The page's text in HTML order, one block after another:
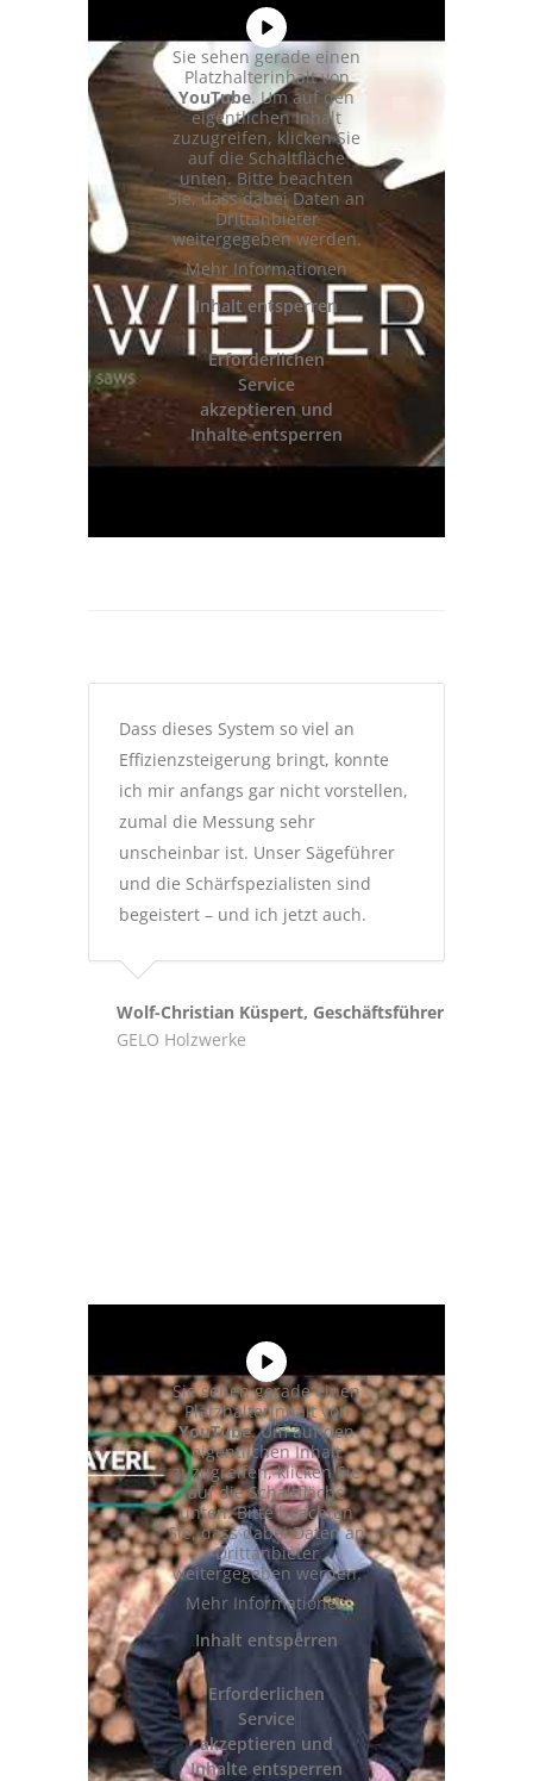
Sie sehen gerade einen
Platzhalterinhalt von
YouTube. Um auf den
eigentlichen Inhalt
zuzugreifen, klicken Sie
auf die Schaltfläche
unten. Bitte beachten
Sie, dass dabei Daten an
Drittanbieter
weitergegeben werden.
Mehr Informationen
Inhalt entsperren
Erforderlichen
Service
akzeptieren und
Inhalte entsperren
Dass dieses System so viel an
Effizienzsteigerung bringt, konnte
ich mir anfangs gar nicht vorstellen,
zumal die Messung sehr
unscheinbar ist. Unser Sägeführer
und die Schärfspezialisten sind
begeistert – und ich jetzt auch.
Wolf-Christian Küspert, Geschäftsführer
GELO Holzwerke
Sie sehen gerade einen
Platzhalterinhalt von
YouTube. Um auf den
eigentlichen Inhalt
zuzugreifen, klicken Sie
auf die Schaltfläche
unten. Bitte beachten
Sie, dass dabei Daten an
Drittanbieter
weitergegeben werden.
Mehr Informationen
Inhalt entsperren
Erforderlichen
Service
akzeptieren und
Inhalte entsperren